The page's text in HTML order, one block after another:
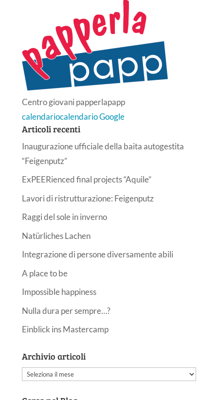
Centro giovani papperlapapp
calendariocalendario Google
Articoli recenti
Inaugurazione ufficiale della baita autogestita
“Feigenputz”
ExPEERienced final projects “Aquile”
Lavori di ristrutturazione: Feigenputz
Raggi del sole in inverno
Natürliches Lachen
Integrazione di persone diversamente abili
A place to be
Impossible happiness
Nulla dura per sempre…?
Einblick ins Mastercamp
Archivio articoli
Archivio